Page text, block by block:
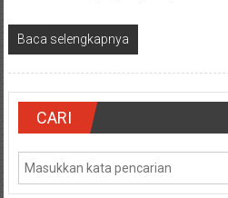
Kidul/Wonosari/Wates/Kulonprogo/
Yogyakarta/Jogja/
kalten/Solo/
Purwakarta,
Sukoharjo/
Batang/Brebes/
Purworejo,
Baca selengkapnya
CARI